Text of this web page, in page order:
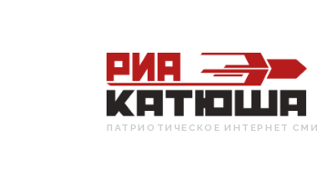
ПАТРИОТИЧЕСКОЕ ИНТЕРНЕТ СМИ